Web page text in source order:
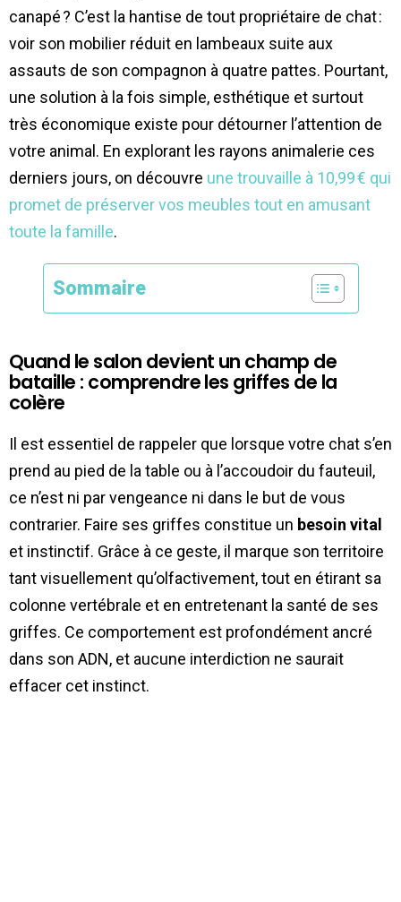
canapé ? C’est la hantise de tout propriétaire de chat :
voir son mobilier réduit en lambeaux suite aux
assauts de son compagnon à quatre pattes. Pourtant,
une solution à la fois simple, esthétique et surtout
très économique existe pour détourner l’attention de
votre animal. En explorant les rayons animalerie ces
derniers jours, on découvre une trouvaille à 10,99 € qui
promet de préserver vos meubles tout en amusant
toute la famille.
Sommaire
Quand le salon devient un champ de
bataille : comprendre les griffes de la
colère
Il est essentiel de rappeler que lorsque votre chat s’en
prend au pied de la table ou à l’accoudoir du fauteuil,
ce n’est ni par vengeance ni dans le but de vous
contrarier. Faire ses griffes constitue un besoin vital
et instinctif. Grâce à ce geste, il marque son territoire
tant visuellement qu’olfactivement, tout en étirant sa
colonne vertébrale et en entretenant la santé de ses
griffes. Ce comportement est profondément ancré
dans son ADN, et aucune interdiction ne saurait
effacer cet instinct.